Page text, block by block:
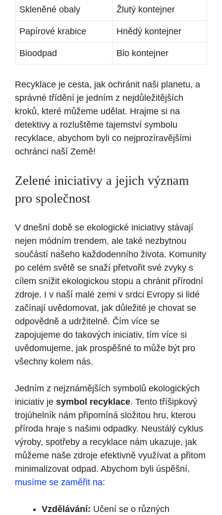
Skleněné obaly Žlutý kontejner
Papírové krabice Hnědý kontejner
Bioodpad Bio kontejner
Recyklace je cesta, jak ochránit naši planetu, a
správné třídění je jedním z nejdůležitějších
kroků, které můžeme udělat. Hrajme si na
detektivy a rozluštěme tajemství symbolu
recyklace, abychom byli co nejprozíravějšími
ochránci naší Země!
Zelené iniciativy a jejich význam
pro společnost
V dnešní době se ekologické iniciativy stávají
nejen módním trendem, ale také nezbytnou
součástí našeho každodenního života. Komunity
po celém světě se snaží přetvořit své zvyky s
cílem snížit ekologickou stopu a chránit přírodní
zdroje. I v naší malé zemi v srdci Evropy si lidé
začínají uvědomovat, jak důležité je chovat se
odpovědně a udržitelně. Čím více se
zapojujeme do takových iniciativ, tím více si
uvědomujeme, jak prospěšné to může být pro
všechny kolem nás.
Jedním z nejznámějších symbolů ekologických
iniciativ je symbol recyklace. Tento tříšipkový
trojúhelník nám připomíná složitou hru, kterou
příroda hraje s našimi odpadky. Neustálý cyklus
výroby, spotřeby a recyklace nám ukazuje, jak
můžeme naše zdroje efektivně využívat a přitom
minimalizovat odpad. Abychom byli úspěšní,
musíme se zaměřit na:
Vzdělávání: Učení se o různých